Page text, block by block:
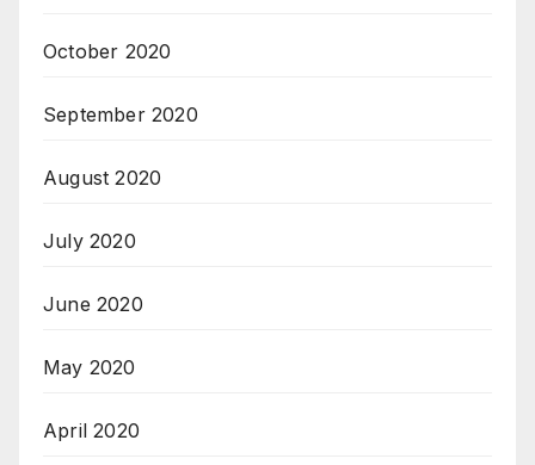
October 2020
September 2020
August 2020
July 2020
June 2020
May 2020
April 2020